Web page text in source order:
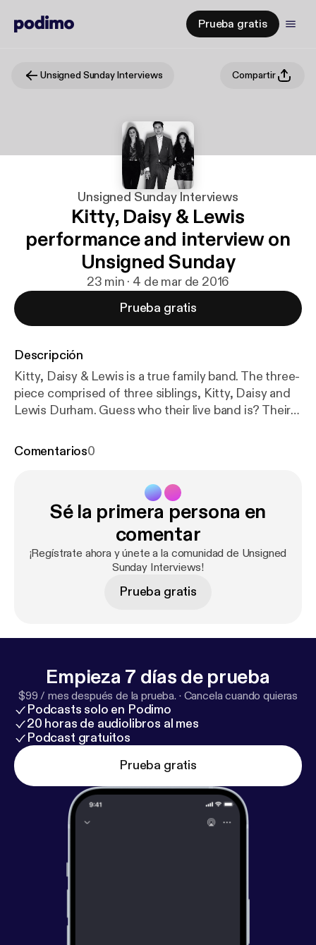
Prueba gratis
Unsigned Sunday Interviews Compartir
Unsigned Sunday Interviews
Kitty, Daisy & Lewis
performance and interview on
Unsigned Sunday
23 min · 4 de mar de 2016
Prueba gratis
Descripción
Kitty, Daisy & Lewis is a true family band. The three-
piece comprised of three siblings, Kitty, Daisy and
Lewis Durham. Guess who their live band is? Their
a throwback sound. Their music is an eclectic mix of
and they played us a few tracks off their new album,
The Third.
Comentarios0
Sé la primera persona en
comentar
¡Regístrate ahora y únete a la comunidad de Unsigned
Sunday Interviews!
Prueba gratis
Empieza 7 días de prueba
$99 / mes después de la prueba. · Cancela cuando quieras
Podcasts solo en Podimo
20 horas de audiolibros al mes
Podcast gratuitos
Prueba gratis